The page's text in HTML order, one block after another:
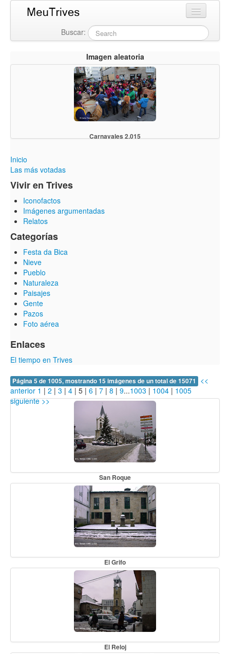
Buscar:
Imagen aleatoria
Carnavales 2.015
Inicio
Las más votadas
Vivir en Trives
Iconofactos
Imágenes argumentadas
Relatos
Categorías
Festa da Bica
Nieve
Pueblo
Naturaleza
Paisajes
Gente
Pazos
Foto aérea
Enlaces
El tiempo en Trives
Página 5 de 1005, mostrando 15 imágenes de un total de 15071
<<
anterior 1 | 2 | 3 | 4 | 5 | 6 | 7 | 8 | 9...1003 | 1004 | 1005
siguiente >>
San Roque
El Grifo
El Reloj